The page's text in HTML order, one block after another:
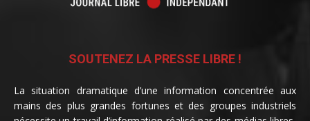
SOUTENEZ LA PRESSE LIBRE !
La situation dramatique d’une information concentrée aux
mains des plus grandes fortunes et des groupes industriels